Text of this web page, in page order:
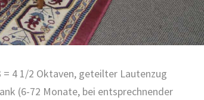
4 1/2 Oktaven, geteilter Lautenzug
(6-72 Monate, bei entsprechnender